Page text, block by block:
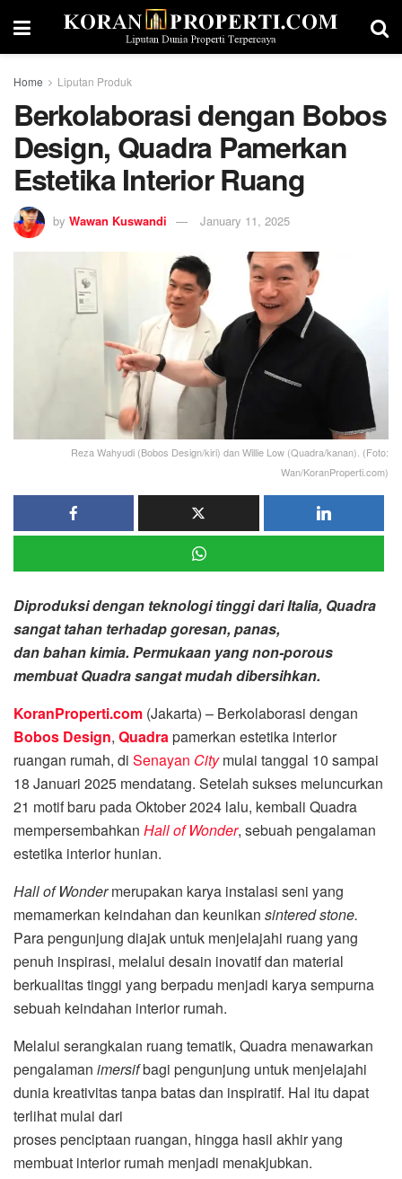
Home Liputan Produk
Berkolaborasi dengan Bobos
Design, Quadra Pamerkan
Estetika Interior Ruang
by Wawan Kuswandi January 11, 2025
Reza Wahyudi (Bobos Design/kiri) dan Willie Low (Quadra/kanan). (Foto:
Wan/KoranProperti.com)
Diproduksi dengan teknologi tinggi dari Italia, Quadra
sangat tahan terhadap goresan, panas,
dan bahan kimia. Permukaan yang non-porous
membuat Quadra sangat mudah dibersihkan.
KoranProperti.com (Jakarta) – Berkolaborasi dengan
Bobos Design, Quadrapamerkan estetika interior
ruangan rumah, di Senayan Citymulai tanggal 10 sampai
18 Januari 2025 mendatang. Setelah sukses meluncurkan
21 motif baru pada Oktober 2024 lalu, kembali Quadra
mempersembahkan Hall of Wonder, sebuah pengalaman
estetika interior hunian.
Hall of Wondermerupakan karya instalasi seni yang
memamerkan keindahan dan keunikan sintered stone.
Para pengunjung diajak untuk menjelajahi ruang yang
penuh inspirasi, melalui desain inovatif dan material
berkualitas tinggi yang berpadu menjadi karya sempurna
sebuah keindahan interior rumah.
Melalui serangkaian ruang tematik, Quadra menawarkan
pengalaman imersifbagi pengunjung untuk menjelajahi
dunia kreativitas tanpa batas dan inspiratif. Hal itu dapat
terlihat mulai dari
proses penciptaan ruangan, hingga hasil akhir yang
membuat interior rumah menjadi menakjubkan.